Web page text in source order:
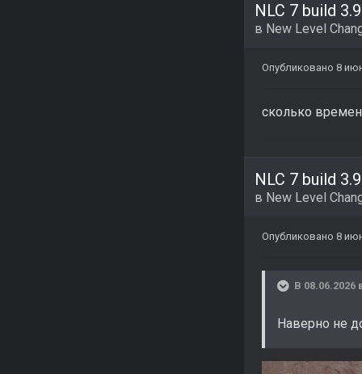
NLC 7 build
в New Level
Опубликовано 8
сколько
NLC 7 build
в New Level
Опубликовано 8
В 08.06.2026
Наверно не